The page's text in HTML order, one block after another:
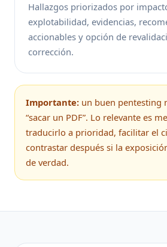
Hallazgos priorizados por
explotabilidad, evidencias,
accionables y opción de
corrección.
Importante:un buen pentesting
“sacar un PDF”. Lo relevante es
traducirlo a prioridad, facilitar el
contrastar después si la
de verdad.